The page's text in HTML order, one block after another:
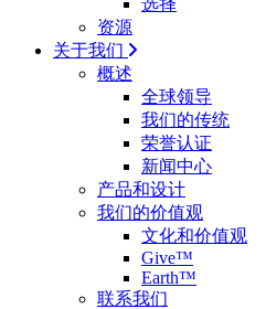
资源
关于我们
概述
全球领导
我们的传统
荣誉认证
新闻中心
产品和设计
我们的价值观
文化和价值观
Give™
Earth™
联系我们